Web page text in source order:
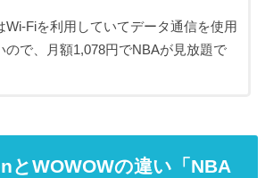
Wi-Fiを利用していてデータ通信を使用
ので、月額1,078円でNBAが見放題で
とWOWOWの違い「NBA